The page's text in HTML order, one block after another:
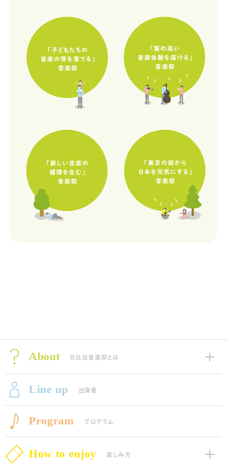
About 日比谷音楽祭とは
Line up 出演者
Program プログラム
How to enjoy 楽しみ方